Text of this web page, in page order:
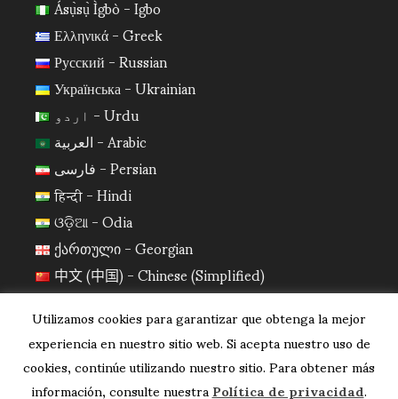
Ελληνικά - Greek
Русский - Russian
Українська - Ukrainian
اردو - Urdu
العربية - Arabic
فارسی - Persian
हिन्दी - Hindi
ଓଡ଼ିଆ - Odia
ქართული - Georgian
中文 (中国) - Chinese (Simplified)
日本語 - Japanese
한국어 - Korean
Utilizamos cookies para garantizar que obtenga la mejor
experiencia en nuestro sitio web. Si acepta nuestro uso de
cookies, continúe utilizando nuestro sitio. Para obtener más
información, consulte nuestraPolítica de privacidad.